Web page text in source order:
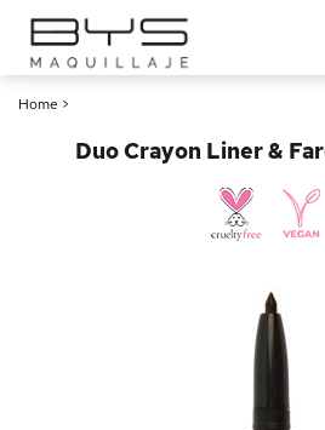
Home >
Duo Crayon Liner &